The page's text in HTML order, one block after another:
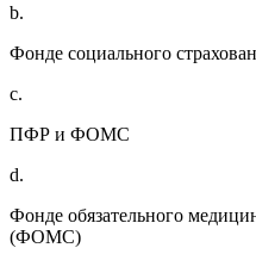
b.
Фонде социального
c.
ПФР и ФОМС
d.
Фонде обязательного
(ФОМС)